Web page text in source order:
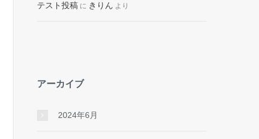
テスト投稿 に きりん より
アーカイブ
2024年6月